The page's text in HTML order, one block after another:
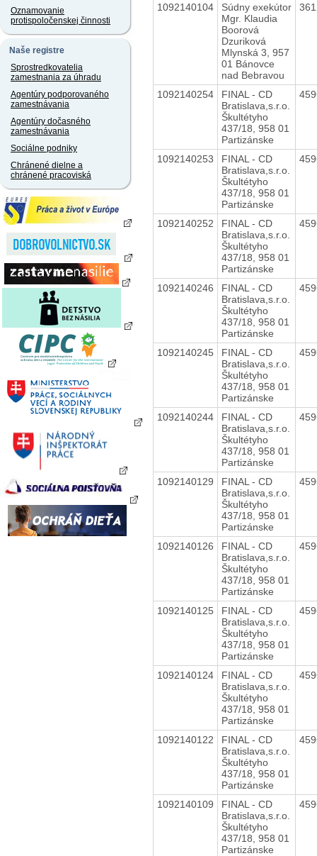
Oznamovanie
protispoločenskej činnosti
Naše registre
Sprostredkovatelia
zamestnania za úhradu
Agentúry podporovaného
zamestnávania
Agentúry dočasného
zamestnávania
Sociálne podniky
Chránené dielne a
chránené pracoviská
1092140104
Súdny exekútor
Mgr. Klaudia
Boorová
Dzuriková
Mlynská 3, 957
01 Bánovce
nad Bebravou
1092140254
FINAL - CD
Bratislava,s.r.o.
Škultétyho
437/18, 958 01
Partizánske
1092140253
FINAL - CD
Bratislava,s.r.o.
Škultétyho
437/18, 958 01
Partizánske
1092140252
FINAL - CD
Bratislava,s.r.o.
Škultétyho
437/18, 958 01
Partizánske
1092140246
FINAL - CD
Bratislava,s.r.o.
Škultétyho
437/18, 958 01
Partizánske
1092140245
FINAL - CD
Bratislava,s.r.o.
Škultétyho
437/18, 958 01
Partizánske
1092140244
FINAL - CD
Bratislava,s.r.o.
Škultétyho
437/18, 958 01
Partizánske
1092140129
FINAL - CD
Bratislava,s.r.o.
Škultétyho
437/18, 958 01
Partizánske
1092140126
FINAL - CD
Bratislava,s.r.o.
Škultétyho
437/18, 958 01
Partizánske
1092140125
FINAL - CD
Bratislava,s.r.o.
Škultétyho
437/18, 958 01
Partizánske
1092140124
FINAL - CD
Bratislava,s.r.o.
Škultétyho
437/18, 958 01
Partizánske
1092140122
FINAL - CD
Bratislava,s.r.o.
Škultétyho
437/18, 958 01
Partizánske
1092140109
FINAL - CD
Bratislava,s.r.o.
Škultétyho
437/18, 958 01
Partizánske